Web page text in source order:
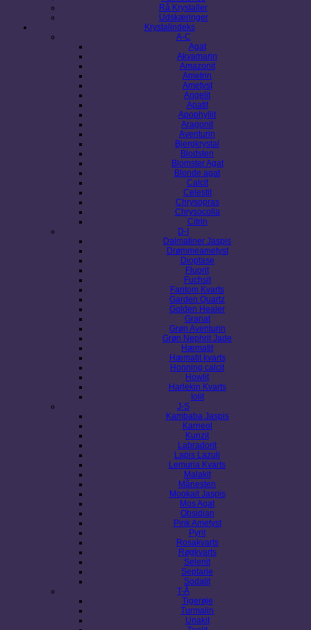
Rå Krystaller
Udskæringer
Krystalindeks
A-C
Agat
Akvamarin
Amazonit
Ametrin
Ametyst
Angelit
Apatit
Apophyllit
Aragonit
Aventurin
Bjergkrystal
Blodsten
Blomster Agat
Blonde agat
Calcit
Celestit
Chrysopras
Chrysocolla
Citrin
D-I
Dalmatiner Jaspis
Drømmeametyst
Dioptase
Fluorit
Fuchsit
Fantom Kvarts
Garden Quartz
Golden Healer
Granat
Grøn Aventurin
Grøn Nephrit Jade
Hæmatit
Hæmatit kvarts
Honning calcit
Howlit
Harlekin Kvarts
Iolit
J-S
Kambaba Jaspis
Karneol
Kunzit
Labradorit
Lapis Lazuli
Lemuria Kvarts
Malakit
Månesten
Mookait Jaspis
Mos Agat
Obsidian
Pink Ametyst
Pyrit
Rosakvarts
Røgkvarts
Selenit
Septarie
Sodalit
T-Å
Tigerøje
Turmalin
Unakit